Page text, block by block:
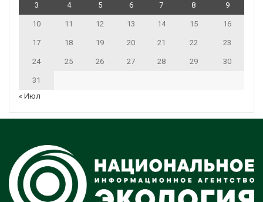
3 4 5 6 7 8 9
10 11 12 13 14 15 16
17 18 19 20 21 22 23
24 25 26 27 28 29 30
31
« Июл